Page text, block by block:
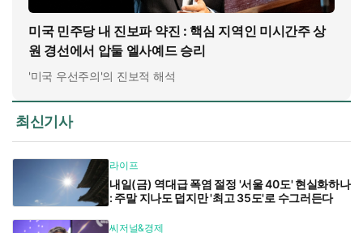
미국 민주당 내 진보파 약진 : 핵심 지역인 미시간주 상
원 경선에서 압둘 엘사예드 승리
'미국 우선주의'의 진보적 해석
최신기사
라이프
내일(금) 역대급 폭염 절정 '서울 40도' 현실화하나
: 주말 지나도 덥지만 '최고 35도'로 수그러든다
씨저널&경제